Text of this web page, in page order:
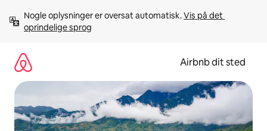
videre
Nogle oplysninger er oversat automatisk. Vis på det
oprindelige sprog
Airbnb dit sted